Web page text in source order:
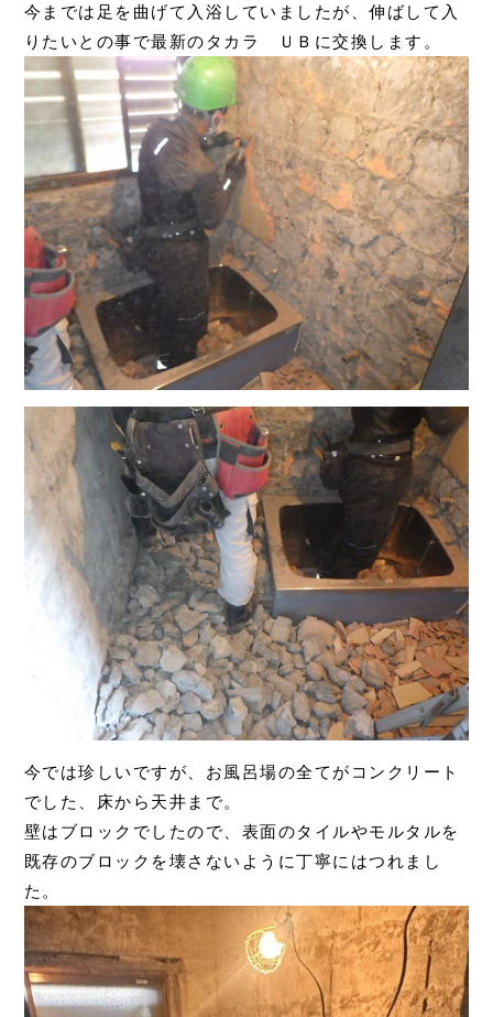
今までは足を曲げて入浴していましたが、伸ばして入
りたいとの事で最新のタカラ ＵＢに交換します。
今では珍しいですが、お風呂場の全てがコンクリート
でした、床から天井まで。
壁はブロックでしたので、表面のタイルやモルタルを
既存のブロックを壊さないように丁寧にはつれまし
た。